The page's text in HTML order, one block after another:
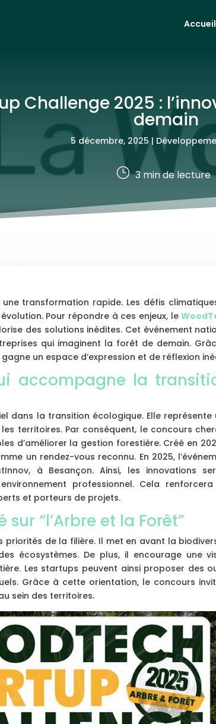
Accueil
Challenge 2025 :
demain
5 décembre, 2025|
} 3 min de lecture
transformation rapide. Les défis
Pour répondre à ces enjeux, le
des solutions inédites. Cet événement
qui imaginent la forêt de demain.
un espace d’expression et de réflexion
accompagne la
dans la transition écologique. Elle représente
territoires. Par conséquent, le concours
d’améliorer la gestion forestière. Créé en
un rendez-vous reconnu. En 2025,
à Besançon. Ainsi, les innovations
professionnel. Cela renforcera
et porteurs de projets.
“l’Arbre et la Forêt”
priorités de la filière. Il met en avant la
écosystèmes. De plus, il encourage une
Les startups peuvent ainsi proposer des
Grâce à cette orientation, le concours
sein des territoires.